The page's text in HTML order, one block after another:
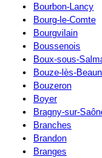
Bourbon-Lancy
Bourg-le-Comte
Bourgvilain
Boussenois
Boux-sous-
Bouze-lès-
Bouzeron
Boyer
Bragny-sur-
Branches
Brandon
Branges